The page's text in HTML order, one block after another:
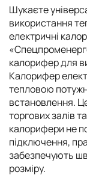
Шукаєте
використання
електричні
калорифер для
Калорифер
тепловою
встановлення.
торгових залів
калорифери не
підключення,
забезпечують
розміру.